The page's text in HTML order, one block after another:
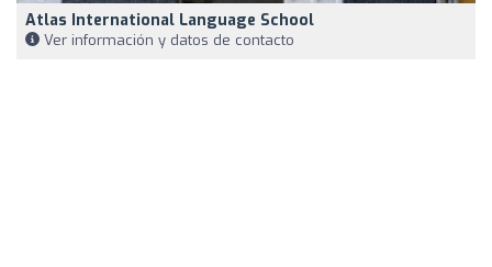
Atlas International Language School
Ver información y datos de contacto